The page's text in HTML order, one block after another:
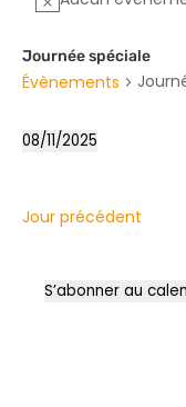
Journée spéciale
Évènements
08/11/2025
date.
Jour précédent
S’abonner au